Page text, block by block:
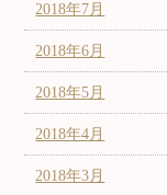
2018年7月
2018年6月
2018年5月
2018年4月
2018年3月